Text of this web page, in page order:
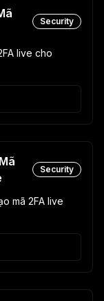
Security
live cho
Security
mã 2FA live